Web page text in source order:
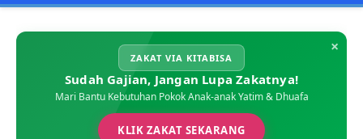
×
ZAKAT VIA KITABISA
Sudah Gajian, Jangan Lupa Zakatnya!
Mari Bantu Kebutuhan Pokok Anak-anak Yatim & Dhuafa
KLIK ZAKAT SEKARANG